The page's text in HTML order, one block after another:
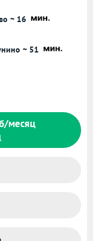
~ 16
~ 51
месяц